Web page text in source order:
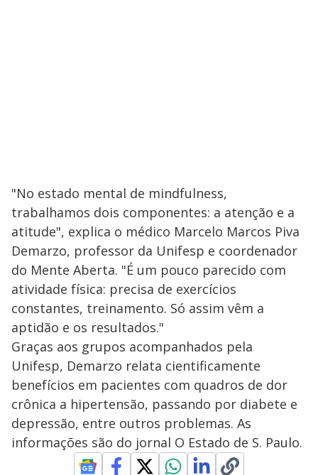
"No estado mental de mindfulness,
trabalhamos dois componentes: a atenção e a
atitude", explica o médico Marcelo Marcos Piva
Demarzo, professor da Unifesp e coordenador
do Mente Aberta. "É um pouco parecido com
atividade física: precisa de exercícios
constantes, treinamento. Só assim vêm a
aptidão e os resultados."
Graças aos grupos acompanhados pela
Unifesp, Demarzo relata cientificamente
benefícios em pacientes com quadros de dor
crônica a hipertensão, passando por diabete e
depressão, entre outros problemas. As
informações são do jornal O Estado de S. Paulo.